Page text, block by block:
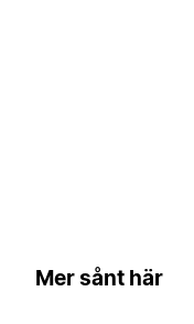
Mer sånt här